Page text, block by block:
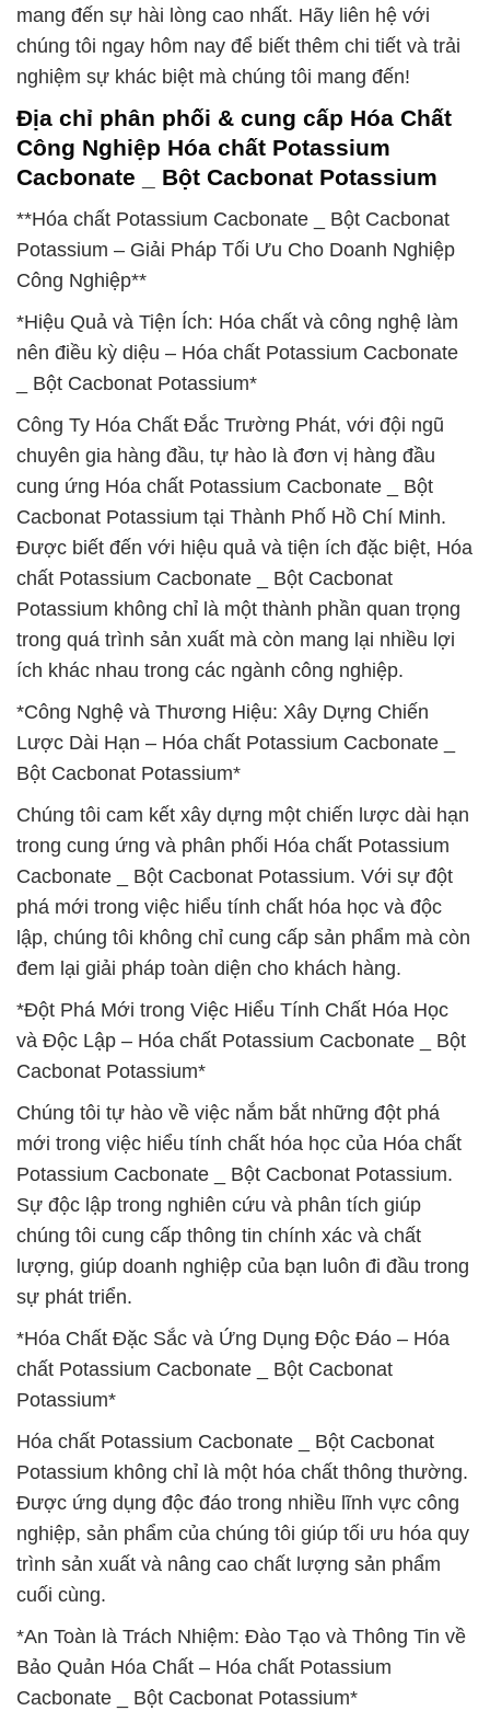
mang đến sự hài lòng cao nhất. Hãy liên hệ với
chúng tôi ngay hôm nay để biết thêm chi tiết và trải
nghiệm sự khác biệt mà chúng tôi mang đến!
Địa chỉ phân phối & cung cấp Hóa Chất
Công Nghiệp Hóa chất Potassium
Cacbonate _ Bột Cacbonat Potassium
**Hóa chất Potassium Cacbonate _ Bột Cacbonat
Potassium – Giải Pháp Tối Ưu Cho Doanh Nghiệp
Công Nghiệp**
*Hiệu Quả và Tiện Ích: Hóa chất và công nghệ làm
nên điều kỳ diệu – Hóa chất Potassium Cacbonate
_ Bột Cacbonat Potassium*
Công Ty Hóa Chất Đắc Trường Phát, với đội ngũ
chuyên gia hàng đầu, tự hào là đơn vị hàng đầu
cung ứng Hóa chất Potassium Cacbonate _ Bột
Cacbonat Potassium tại Thành Phố Hồ Chí Minh.
Được biết đến với hiệu quả và tiện ích đặc biệt, Hóa
chất Potassium Cacbonate _ Bột Cacbonat
Potassium không chỉ là một thành phần quan trọng
trong quá trình sản xuất mà còn mang lại nhiều lợi
ích khác nhau trong các ngành công nghiệp.
*Công Nghệ và Thương Hiệu: Xây Dựng Chiến
Lược Dài Hạn – Hóa chất Potassium Cacbonate _
Bột Cacbonat Potassium*
Chúng tôi cam kết xây dựng một chiến lược dài hạn
trong cung ứng và phân phối Hóa chất Potassium
Cacbonate _ Bột Cacbonat Potassium. Với sự đột
phá mới trong việc hiểu tính chất hóa học và độc
lập, chúng tôi không chỉ cung cấp sản phẩm mà còn
đem lại giải pháp toàn diện cho khách hàng.
*Đột Phá Mới trong Việc Hiểu Tính Chất Hóa Học
và Độc Lập – Hóa chất Potassium Cacbonate _ Bột
Cacbonat Potassium*
Chúng tôi tự hào về việc nắm bắt những đột phá
mới trong việc hiểu tính chất hóa học của Hóa chất
Potassium Cacbonate _ Bột Cacbonat Potassium.
Sự độc lập trong nghiên cứu và phân tích giúp
chúng tôi cung cấp thông tin chính xác và chất
lượng, giúp doanh nghiệp của bạn luôn đi đầu trong
sự phát triển.
*Hóa Chất Đặc Sắc và Ứng Dụng Độc Đáo – Hóa
chất Potassium Cacbonate _ Bột Cacbonat
Potassium*
Hóa chất Potassium Cacbonate _ Bột Cacbonat
Potassium không chỉ là một hóa chất thông thường.
Được ứng dụng độc đáo trong nhiều lĩnh vực công
nghiệp, sản phẩm của chúng tôi giúp tối ưu hóa quy
trình sản xuất và nâng cao chất lượng sản phẩm
cuối cùng.
*An Toàn là Trách Nhiệm: Đào Tạo và Thông Tin về
Bảo Quản Hóa Chất – Hóa chất Potassium
Cacbonate _ Bột Cacbonat Potassium*